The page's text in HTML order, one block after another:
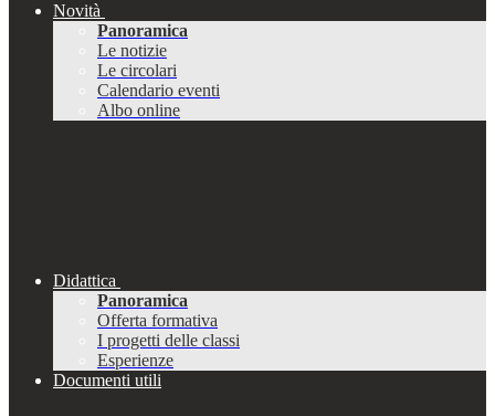
Novità
Panoramica
Le notizie
Le circolari
Calendario eventi
Albo online
Didattica
Panoramica
Offerta formativa
I progetti delle classi
Esperienze
Documenti utili